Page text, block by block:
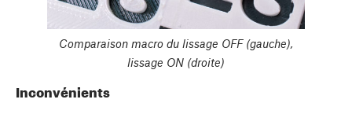
Comparaison macro du lissage OFF (gauche),
lissage ON (droite)
Inconvénients